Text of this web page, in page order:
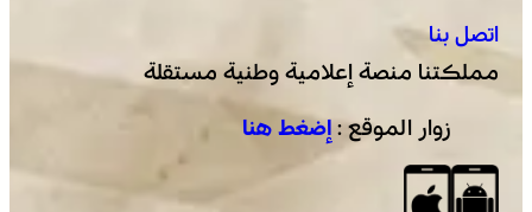
اتصل بنا
مملكتنا منصة إعلامية وطنية مستقلة
زوار الموقع : إضغط هنا